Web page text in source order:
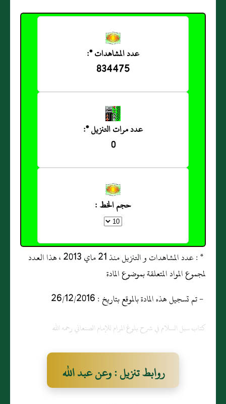
عدد المشاهدات *:
834475
عدد مرات التنزيل *:
0
حجم الخط :
* : عدد المشاهدات و التنزيل منذ 21 ماي 2013 ، هذا العدد
لمجموع المواد المتعلقة بموضوع المادة
- تم تسجيل هذه المادة بالموقع بتاريخ : 26/12/2016
كتاب سبل السلام في شرح بلوغ المرام للإمام الصنعاني رحمه الله
روابط تنزيل : وعن عبد الله
بن عمرو بن العاص رضي